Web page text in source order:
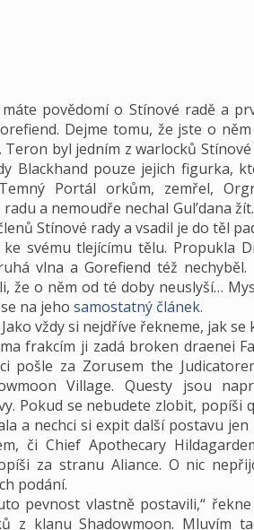
povědomí o Stínové radě a
Dejme tomu, že jste o
byl jedním z warlocků
Blackhand pouze jejich figurka,
Portál orkům, zemřel,
a nemoudře nechal Gul’dana
Stínové rady a vsadil je do těl
svému tlejícímu tělu. Propukla
vlna a Gorefiend též nechyběl.
že o něm od té doby neuslyší…
na jeho samostatný článek.
vždy si nejdříve řekneme, jak se
frakcím ji zadá broken draenei
pošle za Zorusem the
Village. Questy jsou
Pokud se nebudete zlobit, popíši
a nechci si expit další postavu jen
či Chief Apothecary
za stranu Aliance. O nic
podání.
pevnost vlastně postavili,“ řekne
z klanu Shadowmoon. Mluvím